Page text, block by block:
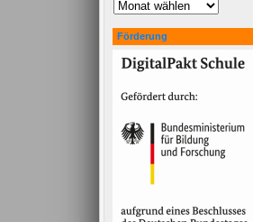
Förderung